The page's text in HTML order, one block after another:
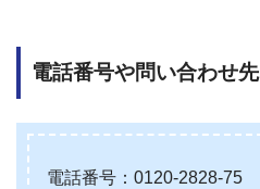
電話番号や問い合わせ先
電話番号：0120-2828-75